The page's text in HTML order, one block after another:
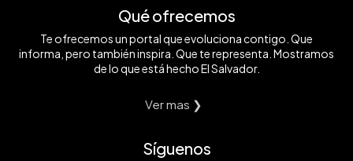
Qué ofrecemos
Te ofrecemos un portal que evoluciona contigo. Que
informa, pero también inspira. Que te representa. Mostramos
de lo que está hecho El Salvador.
Ver mas ❯
Síguenos